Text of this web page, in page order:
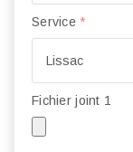
Service *
Fichier joint 1